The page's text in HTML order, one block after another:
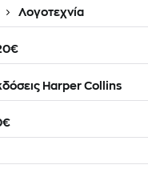
Λογοτεχνία
Harper Collins